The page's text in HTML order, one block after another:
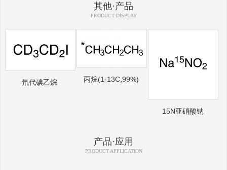
其他·产品
PRODUCT DISPLAY
氘代碘乙烷 丙烷(1-13C,99%)
15N亚硝酸钠
产品·应用
PRODUCT APPLICATION